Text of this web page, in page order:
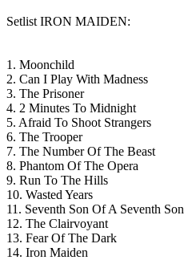
Setlist IRON MAIDEN:
1. Moonchild
2. Can I Play With Madness
3. The Prisoner
4. 2 Minutes To Midnight
5. Afraid To Shoot Strangers
6. The Trooper
7. The Number Of The Beast
8. Phantom Of The Opera
9. Run To The Hills
10. Wasted Years
11. Seventh Son Of A Seventh Son
12. The Clairvoyant
13. Fear Of The Dark
14. Iron Maiden